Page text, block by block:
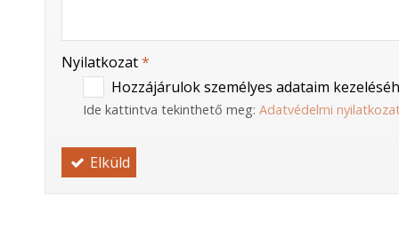
Nyilatkozat*
Hozzájárulok személyes adataim
Ide kattintva tekinthető meg: Adatvédelmi
Elküld